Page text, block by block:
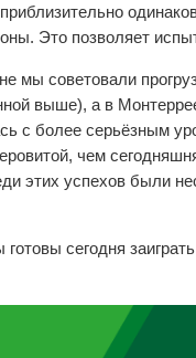
Это позволяет
мы советовали
выше), а в
с более серьёзным
чем
этих успехов были
сегодня